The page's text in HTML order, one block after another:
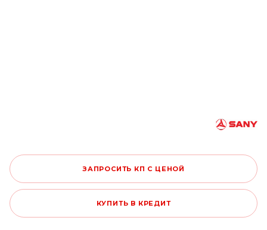
ЗАПРОСИТЬ КП С ЦЕНОЙ
КУПИТЬ В КРЕДИТ